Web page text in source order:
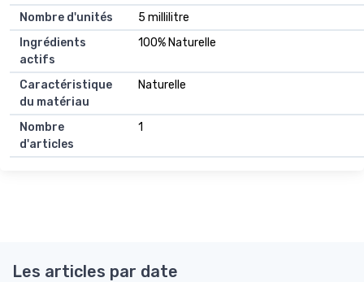
Nombre d'unités
5 millilitre
Ingrédients
actifs
100% Naturelle
Caractéristique
du matériau
Naturelle
Nombre
d'articles
1
Les articles par date